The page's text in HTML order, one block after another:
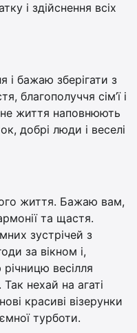
і здійснення всіх
і бажаю зберігати з
благополуччя сім’ї і
життя наповнюють
добрі люди і веселі
життя. Бажаю вам,
та щастя.
зустрічей з
за вікном і,
весілля
нехай на агаті
красиві візерунки
турботи.